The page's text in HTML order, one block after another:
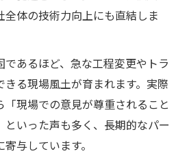
体の技術力向上にも直結しま
であるほど、急な工程変更やトラ
きる現場風土が育まれます。実際
「現場での意見が尊重されること
といった声も多く、長期的なパー
与しています。